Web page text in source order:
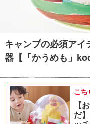
キャンプの必須アイ
器【「かうめも」
こち
【
だ